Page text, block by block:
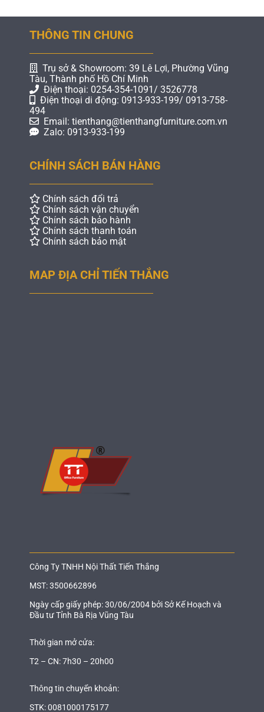
THÔNG TIN CHUNG
Trụ sở & Showroom: 39 Lê Lợi, Phường Vũng
Tàu, Thành phố Hồ Chí Minh
Điện thoại: 0254-354-1091/ 3526778
Điện thoại di động: 0913-933-199/ 0913-758-
494
Email: tienthang@tienthangfurniture.com.vn
Zalo: 0913-933-199
CHÍNH SÁCH BÁN HÀNG
Chính sách đổi trả
Chính sách vận chuyển
Chính sách bảo hành
Chính sách thanh toán
Chính sách bảo mật
MAP ĐỊA CHỈ TIẾN THẮNG
Công Ty TNHH Nội Thất Tiến Thắng
MST: 3500662896
Ngày cấp giấy phép: 30/06/2004 bởi Sở Kế Hoạch và
Đầu tư Tỉnh Bà Rịa Vũng Tàu
Thời gian mở cửa:
T2 – CN: 7h30 – 20h00
Thông tin chuyển khoản:
STK: 0081000175177